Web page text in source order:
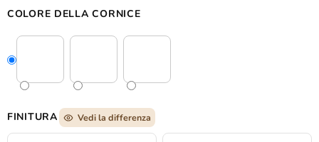
COLORE DELLA CORNICE
FINITURA Vedi la differenza